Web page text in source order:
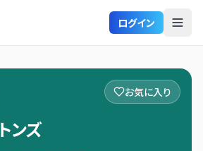
ログイン
お気に入り
ンズ